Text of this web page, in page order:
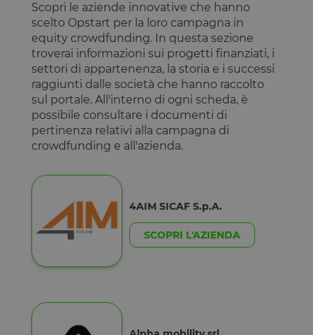
Scopri le aziende innovative che hanno
scelto Opstart per la loro campagna in
equity crowdfunding. In questa sezione
troverai informazioni sui progetti finanziati, i
settori di appartenenza, la storia e i successi
raggiunti dalle società che hanno raccolto
sul portale. All'interno di ogni scheda, è
possibile consultare i documenti di
pertinenza relativi alla campagna di
crowdfunding e all'azienda.
4AIM SICAF S.p.A.
SCOPRI L'AZIENDA